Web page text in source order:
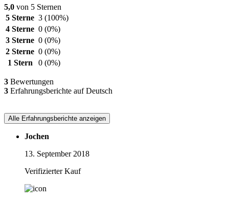
5,0 von 5 Sternen
5 Sterne 3 (100%)
4 Sterne 0 (0%)
3 Sterne 0 (0%)
2 Sterne 0 (0%)
1 Stern
0 (0%)
3 Bewertungen
3 Erfahrungsberichte auf Deutsch
Alle Erfahrungsberichte anzeigen
Jochen
13. September 2018
Verifizierter Kauf